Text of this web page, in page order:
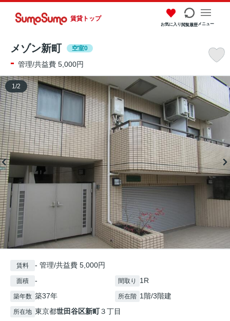
賃貸トップ
お気に入り閲覧履歴メニュー
メゾン新町 空室0
- 管理/共益費 5,000円
1 /2
賃料 - 管理/共益費 5,000円
面積 - 間取り 1R
築年数 築37年 所在階 1階/3階建
所在地 東京都世田谷区新町３丁目